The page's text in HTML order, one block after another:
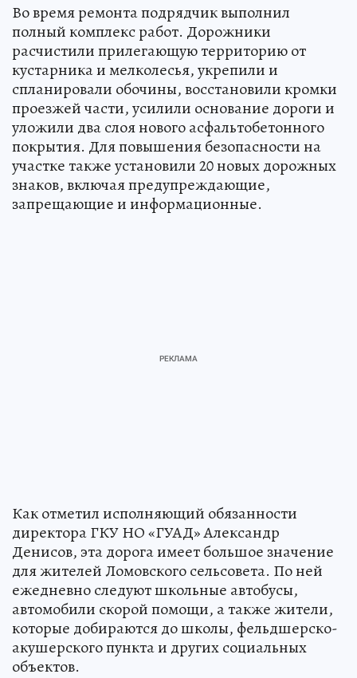
Во время ремонта подрядчик выполнил
полный комплекс работ. Дорожники
расчистили прилегающую территорию от
кустарника и мелколесья, укрепили и
спланировали обочины, восстановили кромки
проезжей части, усилили основание дороги и
уложили два слоя нового асфальтобетонного
покрытия. Для повышения безопасности на
участке также установили 20 новых дорожных
знаков, включая предупреждающие,
запрещающие и информационные.
Как отметил исполняющий обязанности
директора ГКУ НО «ГУАД» Александр
Денисов, эта дорога имеет большое значение
для жителей Ломовского сельсовета. По ней
ежедневно следуют школьные автобусы,
автомобили скорой помощи, а также жители,
которые добираются до школы, фельдшерско-
акушерского пункта и других социальных
объектов.